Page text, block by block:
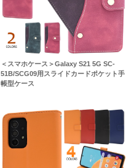
＜スマホケース＞Galaxy S21 5G SC-
51B/SCG09用スライドカードポケット手
帳型ケース